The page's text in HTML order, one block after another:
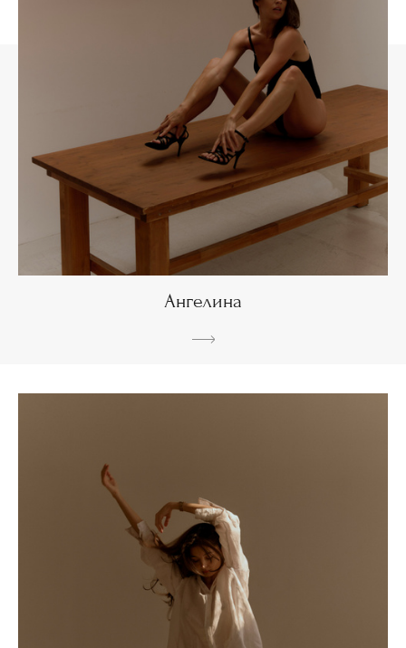
Ангелина